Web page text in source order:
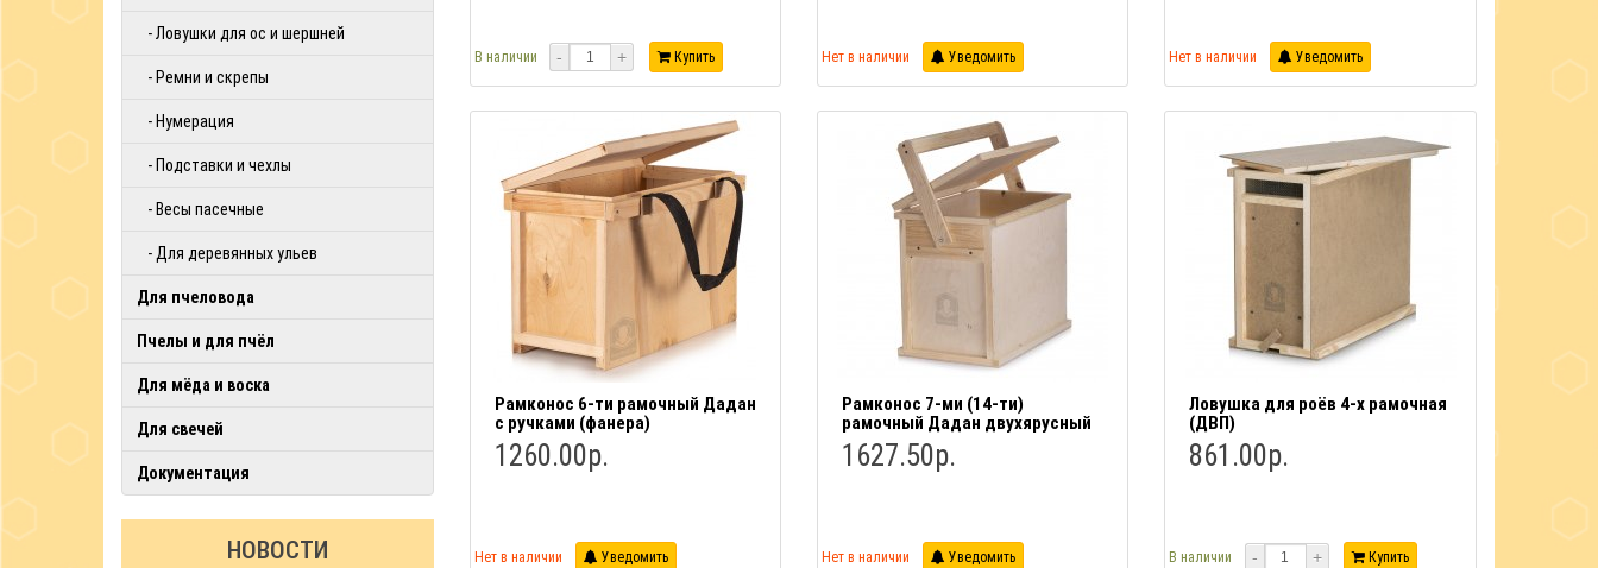
- Ловушки для ос и шершней
- Ремни и скрепы
- Нумерация
- Подставки и чехлы
- Весы пасечные
- Для деревянных ульев
Для пчеловода
Пчелы и для пчёл
Для мёда и воска
Для свечей
Документация
НОВОСТИ
В наличии - + Купить Нет в наличии Уведомить Нет в наличии Уведомить
Рамконос 6-ти рамочный Дадан
с ручками (фанера)
1260.00р.
Нет в наличии Уведомить
Рамконос 7-ми (14-ти)
рамочный Дадан двухярусный
1627.50р.
Нет в наличии Уведомить
Ловушка для роёв 4-х рамочная
(ДВП)
861.00р.
В наличии - + Купить